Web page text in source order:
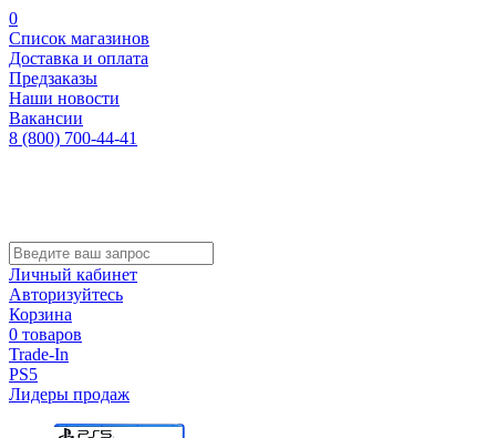
0
Список магазинов
Доставка и оплата
Предзаказы
Наши новости
Вакансии
8 (800) 700-44-41
Личный кабинет
Авторизуйтесь
Корзина
0 товаров
Trade-In
PS5
Лидеры продаж